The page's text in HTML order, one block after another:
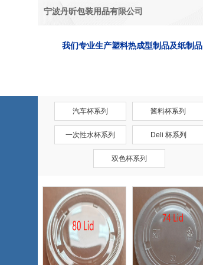
我们专业生产塑料热成型制品及纸制品
宁波丹昕包装用品有限公司
汽车杯系列 酱料杯系列
一次性水杯系列 Deli 杯系列
双色杯系列